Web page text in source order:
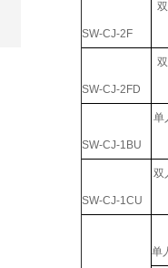
SW-CJ-2F
SW-CJ-2FD
SW-CJ-1BU
单
SW-CJ-1CU
双
单